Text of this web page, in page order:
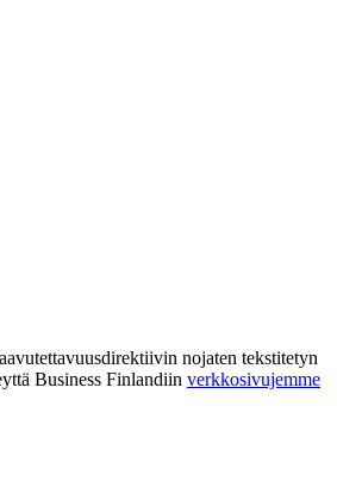
nojaten tekstitetyn
Business Finlandiin verkkosivujemme